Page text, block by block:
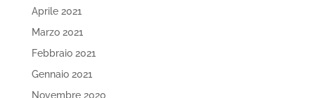
Aprile 2021
Marzo 2021
Febbraio 2021
Gennaio 2021
Novembre 2020